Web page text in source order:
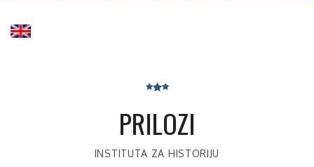
PRILOZI
INSTITUTA ZA HISTORIJU